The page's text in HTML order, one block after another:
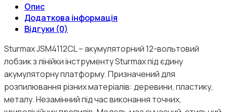
Опис
Додаткова інформація
Відгуки (0)
​Sturmax JSM4112CL – акумуляторний 12-вольтовий
лобзик з лінійки інструменту Sturmax під єдину
акумуляторну платформу. Призначений для
розпилювання різних матеріалів: деревини, пластику,
металу. Незамінний під час виконання точних,